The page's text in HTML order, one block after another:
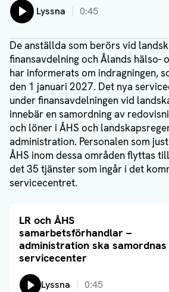
Lyssna 0:45
De anställda som berörs vid
finansavdelning och Ålands hälso-
har informerats om indragningen,
den 1 januari 2027. Det nya
under finansavdelningen vid
innebär en samordning av
och löner i ÅHS och
administration. Personalen som
ÅHS inom dessa områden flyttas
det 35 tjänster som ingår i det
servicecentret.
LR och ÅHS
samarbetsförhandlar –
administration ska samordnas
servicecenter
Läs artikel
Lyssna 0:45